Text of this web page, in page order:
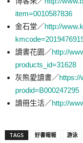
item=0010587836
金石堂／http://
讀書花園／http://
products_id=31628
灰熊愛讀書／https://
prodid=B000247295
讀冊生活／http://
TAGS 好書報報 游泳